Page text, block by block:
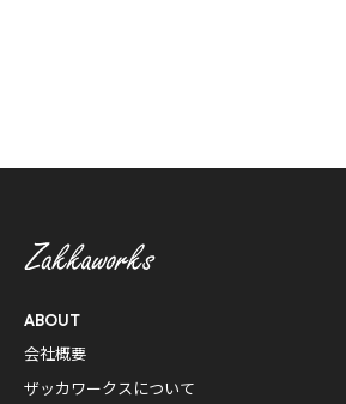
ABOUT
会社概要
ザッカワークスについて